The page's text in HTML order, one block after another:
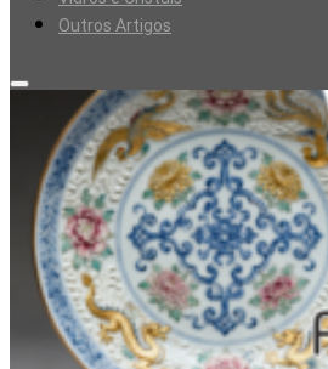
Outros Artigos